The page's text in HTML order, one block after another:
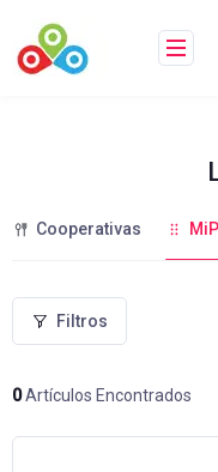
contenido
Cooperativas
Filtros
0Artículos Encontrados